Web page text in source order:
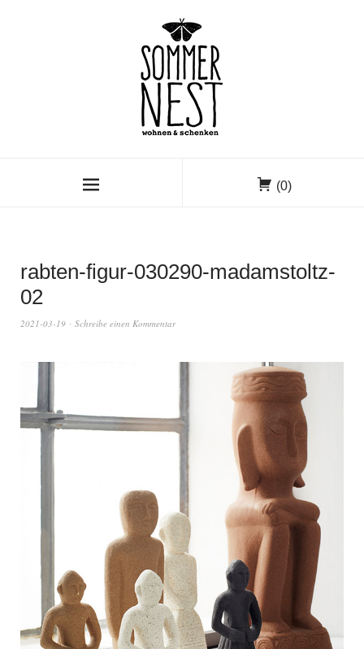
(0)
rabten-figur-030290-madamstoltz-
02
2021-03-19 Schreibe einen Kommentar